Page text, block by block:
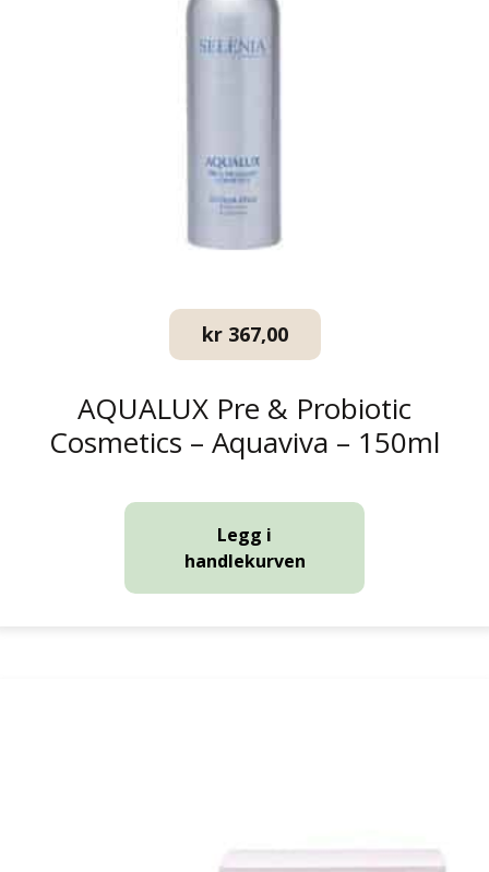
kr367,00
AQUALUX Pre & Probiotic
Cosmetics – Aquaviva – 150ml
Legg i
handlekurven